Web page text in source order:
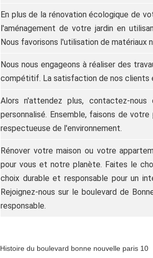
En plus de la rénovation écologique de
l'aménagement de votre jardin en
Nous favorisons l'utilisation de matériaux
Nous nous engageons à réaliser des
compétitif. La satisfaction de nos clients
Alors n'attendez plus, contactez-
personnalisé. Ensemble, faisons de
respectueuse de l'environnement.
Rénover votre maison ou votre
pour vous et notre planète. Faites le
choix durable et responsable pour un
Rejoignez-nous sur le boulevard de
responsable.
Histoire du boulevard bonne nouvelle paris 10